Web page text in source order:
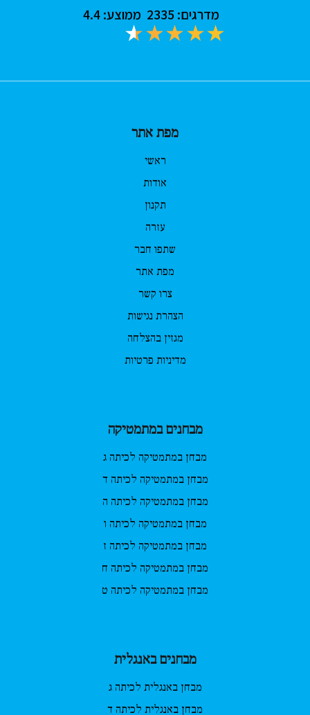
מדרגים: 2335 ממוצע:4.4
מפת אתר
ראשי
אודות
תקנון
עזרה
שתפו חבר
מפת אתר
צרו קשר
הצהרת נגישות
מגזין בהצלחה
מדיניות פרטיות
מבחנים במתמטיקה
מבחן במתמטיקה לכיתה ג
מבחן במתמטיקה לכיתה ד
מבחן במתמטיקה לכיתה ה
מבחן במתמטיקה לכיתה ו
מבחן במתמטיקה לכיתה ז
מבחן במתמטיקה לכיתה ח
מבחן במתמטיקה לכיתה ט
מבחנים באנגלית
מבחן באנגלית לכיתה ג
מבחן באנגלית לכיתה ד